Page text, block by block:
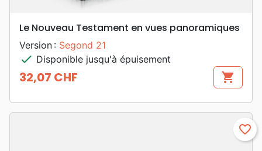
Le Nouveau Testament en vues panoramiques
Version : Segond 21
check Disponible jusqu'à épuisement
Prix
32,07 CHF shopping_cart
favorite_border